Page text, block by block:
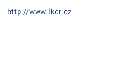
http://www.lkcr.cz